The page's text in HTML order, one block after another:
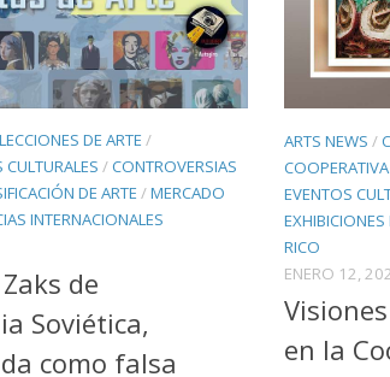
DE ARTE /
/CONTROVERSIAS
DE ARTE /MERCADO
INTERNACIONALES
de
Soviética,
como falsa
ARTS NEWS /
EVENTOS
EXHIBICIONES
RICO
ENERO 12,
en la